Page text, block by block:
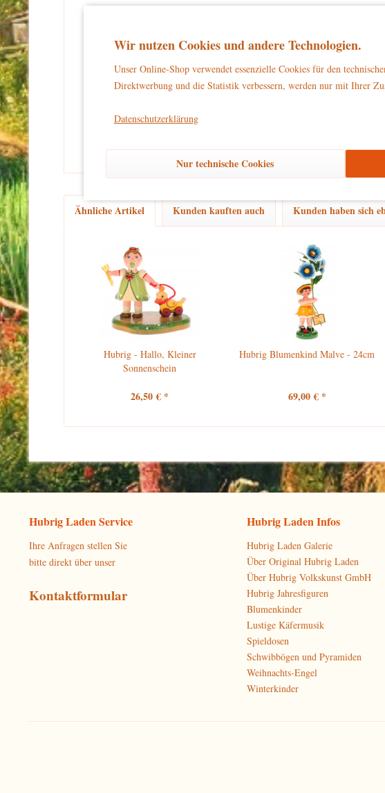
Für Ihre Sammlung können Sie die Hubrig Miniatur Kaminholz mit der
Dieses Produkt ist kein Spielzeug
Ähnliche Artikel Kunden kauften auch Kunden haben sich
Hubrig - Hallo, Kleiner
Sonnenschein
26,50 € *
Hubrig Blumenkind Malve - 24cm
69,00 € *
Hubrig Laden Service
Ihre Anfragen stellen Sie
bitte direkt über unser
Kontaktformular
Hubrig Laden Infos
Hubrig Laden Galerie
Über Original Hubrig Laden
Über Hubrig Volkskunst GmbH
Hubrig Jahresfiguren
Blumenkinder
Lustige Käfermusik
Spieldosen
Schwibbögen und Pyramiden
Weihnachts-Engel
Winterkinder
Wir nutzen Cookies und andere Technologien.
Unser Online-Shop verwendet essenzielle Cookies für den
Direktwerbung und die Statistik verbessern, werden nur mit Ihrer
Datenschutzerklärung
Nur technische Cookies